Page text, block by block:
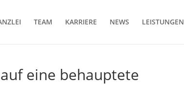
TEAM KARRIERE NEWS LEISTUNGEN
eine behauptete